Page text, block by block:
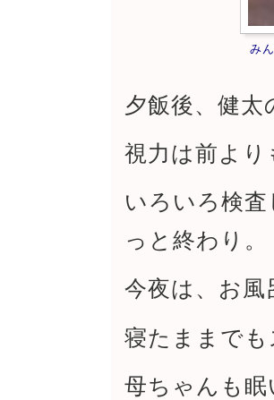
み
夕飯後、健
視力は前よ
いろいろ検
っと終わり。
今夜は、お風
寝たままで
母ちゃんも眠